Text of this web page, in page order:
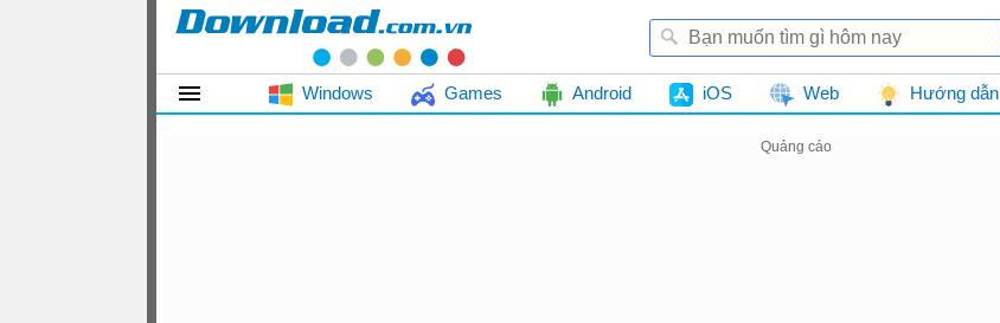
Windows Games Android iOS Web Hướng dẫn